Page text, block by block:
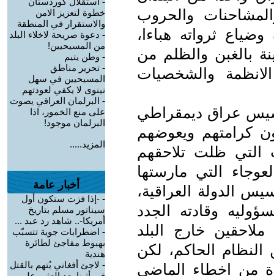
والحروب
ثرواته هباءا،
بالغبن والظلم من
والشخصيات
لتأسيس عراق ديمقراطي
كرامتهم ويعوضهم
التي ظلت تلاحقهم
التي مارستها
الدولة العراقية،
وقادته الجدد
خارج البلد
الحاكم، لكن
من اخطاء الماضي
خطوة لتعزيز الامن
والاستقرار في المنطقة
- دعوة صريحة لاخلاء البلد
من المسيحيين!
- وطن يتيم
- تحرير مناطق
المسيحيين في سهل
نينوى لا يكفي لعودتهم
- البرلمان العراقي يصوت
على منع الخمور، اذا
البرلمان موجود!
المزيد.....
أخبار عامة
- -إذا فزت ستكون أول
سيناتور مسلم بتاريخ
أمريكا-.. شاهد رد عبد ...
- اضطرابات جوية تتسبّب
بهبوط مفاجئ لطائرة
هندية
- لاجئ أفغاني يُتهم بالقتل